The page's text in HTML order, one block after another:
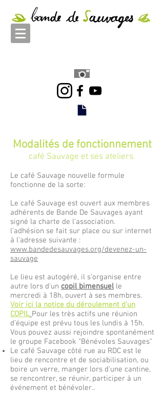
Modalités de fonctionnement
café Sauvage et ses ateliers.
Le café Sauvage nouvelle formule
fonctionne de la sorte:
Le café Sauvage est ouvert aux membres
adhérents de Bande De Sauvages ayant
signé la charte de l'association.
l’adhésion se fait sur place ou sur internet
à l'adresse suivante :
www.bandedesauvages.org/devenez-un-
sauvage
Le lieu est autogéré, il s’organise entre
autre lors d'un copil bimensuel le
mercredi à 18h, ouvert à ses membres.
Voir ici la notice du déroulement d'un
COPIL Pour les très actifs une réunion
d’équipe est prévu tous les lundis à 15h.
Vous pouvez aussi rejoindre spontanément
le groupe Facebook “Bénévoles Sauvages”
Le café Sauvage côté rue au RDC est le
lieu de rencontre et de sociabilisation, ou
boire un verre, manger lors d'une cantine,
se rencontrer, se réunir, participer à un
événement et bénévoler..